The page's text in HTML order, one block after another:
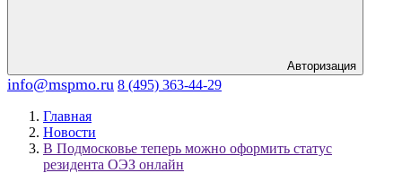
Авторизация
info@mspmo.ru 8 (495) 363-44-29
Главная
Новости
В Подмосковье теперь можно оформить статус
резидента ОЭЗ онлайн